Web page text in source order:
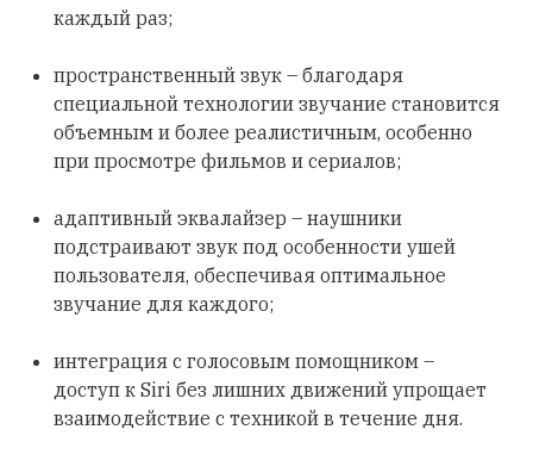
каждый раз;
пространственный звук – благодаря
специальной технологии звучание становится
объемным и более реалистичным, особенно
при просмотре фильмов и сериалов;
адаптивный эквалайзер – наушники
подстраивают звук под особенности ушей
пользователя, обеспечивая оптимальное
звучание для каждого;
интеграция с голосовым помощником –
доступ к Siri без лишних движений упрощает
взаимодействие с техникой в течение дня.